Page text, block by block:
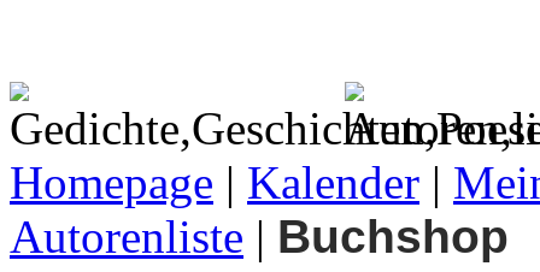
Homepage | Kalender |
Autorenliste | Buchshop